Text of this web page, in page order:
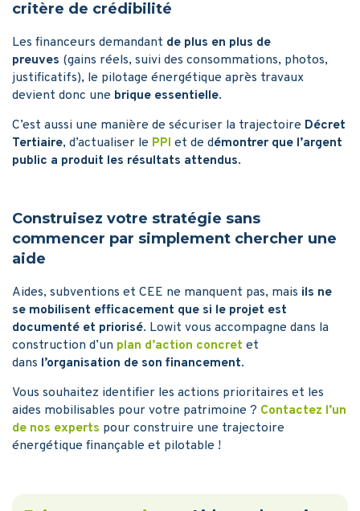
critère de crédibilité
Les financeurs demandant de plus en plus de
preuves (gains réels, suivi des consommations, photos,
justificatifs), le pilotage énergétique après travaux
devient donc une brique essentielle.
C’est aussi une manière de sécuriser la trajectoire Décret
Tertiaire, d’actualiser le PPI et de démontrer que l’argent
public a produit les résultats attendus.
Construisez votre stratégie sans
commencer par simplement chercher une
aide
Aides, subventions et CEE ne manquent pas, mais ils ne
se mobilisent efficacement que si le projet est
documenté et priorisé. Lowit vous accompagne dans la
construction d’un plan d’action concret et
dans l’organisation de son financement.
Vous souhaitez identifier les actions prioritaires et les
aides mobilisables pour votre patrimoine ? Contactez l’un
de nos experts pour construire une trajectoire
énergétique finançable et pilotable !